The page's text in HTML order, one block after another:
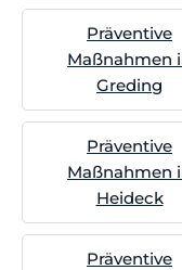
Präventive
Maßnahmen
Greding
Präventive
Maßnahmen
Heideck
Präventive